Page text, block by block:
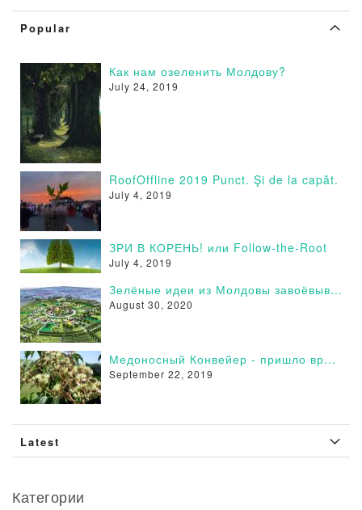
Popular
Как нам озеленить Молдову?
July 24, 2019
RoofOffline 2019 Punct. Şi de la capăt.
July 4, 2019
ЗРИ В КОРЕНЬ! или Follow-the-Root
July 4, 2019
Зелёные идеи из Молдовы завоёвывают сторонников в России - Поддержи и Ты!
August 30, 2020
Медоносный Конвейер - пришло время действовать
September 22, 2019
Latest
Категории